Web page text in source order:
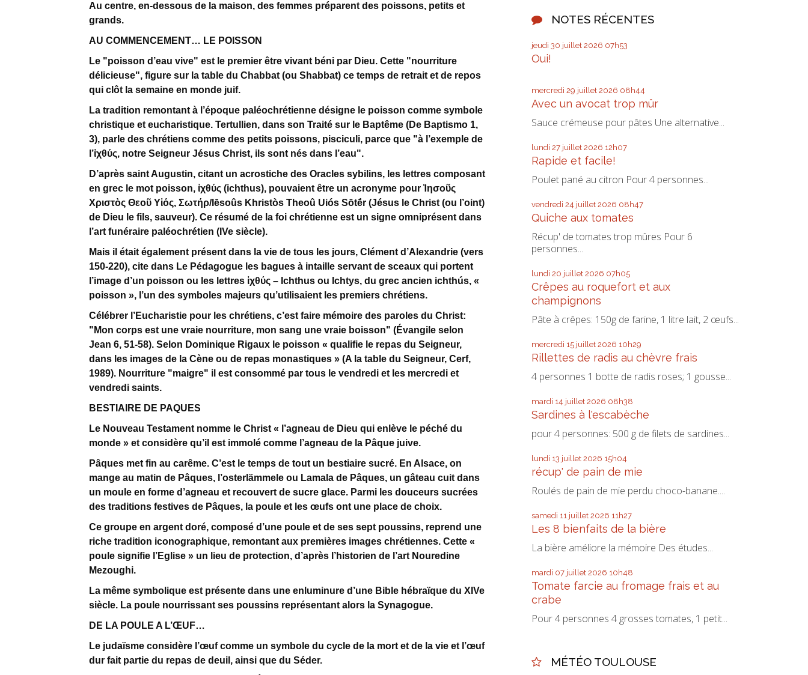
Au centre, en-dessous de la maison, des femmes préparent des poissons, petits et
grands.
AU COMMENCEMENT… LE POISSON
Le "poisson d’eau vive" est le premier être vivant béni par Dieu. Cette "nourriture
délicieuse", figure sur la table du Chabbat (ou Shabbat) ce temps de retrait et de repos
qui clôt la semaine en monde juif.
La tradition remontant à l’époque paléochrétienne désigne le poisson comme symbole
christique et eucharistique. Tertullien, dans son Traité sur le Baptême (De Baptismo 1,
3), parle des chrétiens comme des petits poissons, pisciculi, parce que "à l’exemple de
l’ἰχθύς, notre Seigneur Jésus Christ, ils sont nés dans l’eau".
D’après saint Augustin, citant un acrostiche des Oracles sybilins, les lettres composant
en grec le mot poisson, ἰχθύς (ichthus), pouvaient être un acronyme pour Ἰησοῦς
Χριστὸς Θεοῦ Υἱός, Σωτήρ/Iēsoûs Khristòs Theoû Uiós Sōtḗr (Jésus le Christ (ou l’oint)
de Dieu le fils, sauveur). Ce résumé de la foi chrétienne est un signe omniprésent dans
l’art funéraire paléochrétien (IVe siècle).
Mais il était également présent dans la vie de tous les jours, Clément d’Alexandrie (vers
150-220), cite dans Le Pédagogue les bagues à intaille servant de sceaux qui portent
l’image d’un poisson ou les lettres ἰχθύς – Ichthus ou Ichtys, du grec ancien ichthús, «
poisson », l’un des symboles majeurs qu’utilisaient les premiers chrétiens.
Célébrer l’Eucharistie pour les chrétiens, c’est faire mémoire des paroles du Christ:
"Mon corps est une vraie nourriture, mon sang une vraie boisson" (Évangile selon
Jean 6, 51-58). Selon Dominique Rigaux le poisson « qualifie le repas du Seigneur,
dans les images de la Cène ou de repas monastiques » (A la table du Seigneur, Cerf,
1989). Nourriture "maigre" il est consommé par tous le vendredi et les mercredi et
vendredi saints.
BESTIAIRE DE PAQUES
Le Nouveau Testament nomme le Christ « l’agneau de Dieu qui enlève le péché du
monde » et considère qu’il est immolé comme l’agneau de la Pâque juive.
Pâques met fin au carême. C’est le temps de tout un bestiaire sucré. En Alsace, on
mange au matin de Pâques, l’osterlämmele ou Lamala de Pâques, un gâteau cuit dans
un moule en forme d’agneau et recouvert de sucre glace. Parmi les douceurs sucrées
des traditions festives de Pâques, la poule et les œufs ont une place de choix.
Ce groupe en argent doré, composé d’une poule et de ses sept poussins, reprend une
riche tradition iconographique, remontant aux premières images chrétiennes. Cette «
poule signifie l’Eglise » un lieu de protection, d’après l’historien de l’art Nouredine
Mezoughi.
La même symbolique est présente dans une enluminure d’une Bible hébraïque du XIVe
siècle. La poule nourrissant ses poussins représentant alors la Synagogue.
DE LA POULE A L’ŒUF…
Le judaïsme considère l’œuf comme un symbole du cycle de la mort et de la vie et l’œuf
dur fait partie du repas de deuil, ainsi que du Séder.
NOTES RÉCENTES
jeudi 30 juillet 2026 07h53
Oui!
mercredi 29 juillet 2026 08h44
Avec un avocat trop mûr
Sauce crémeuse pour pâtes Une alternative...
lundi 27 juillet 2026 12h07
Rapide et facile!
Poulet pané au citron Pour 4 personnes...
vendredi 24 juillet 2026 08h47
Quiche aux tomates
Récup' de tomates trop mûres Pour 6
personnes...
lundi 20 juillet 2026 07h05
Crêpes au roquefort et aux
champignons
Pâte à crêpes: 150g de farine, 1 litre lait, 2 œufs...
mercredi 15 juillet 2026 10h29
Rillettes de radis au chèvre frais
4 personnes 1 botte de radis roses; 1 gousse...
mardi 14 juillet 2026 08h38
Sardines à l'escabèche
pour 4 personnes: 500 g de filets de sardines...
lundi 13 juillet 2026 15h04
récup' de pain de mie
Roulés de pain de mie perdu choco-banane....
samedi 11 juillet 2026 11h27
Les 8 bienfaits de la bière
La bière améliore la mémoire Des études...
mardi 07 juillet 2026 10h48
Tomate farcie au fromage frais et au
crabe
Pour 4 personnes 4 grosses tomates, 1 petit...
MÉTÉO TOULOUSE